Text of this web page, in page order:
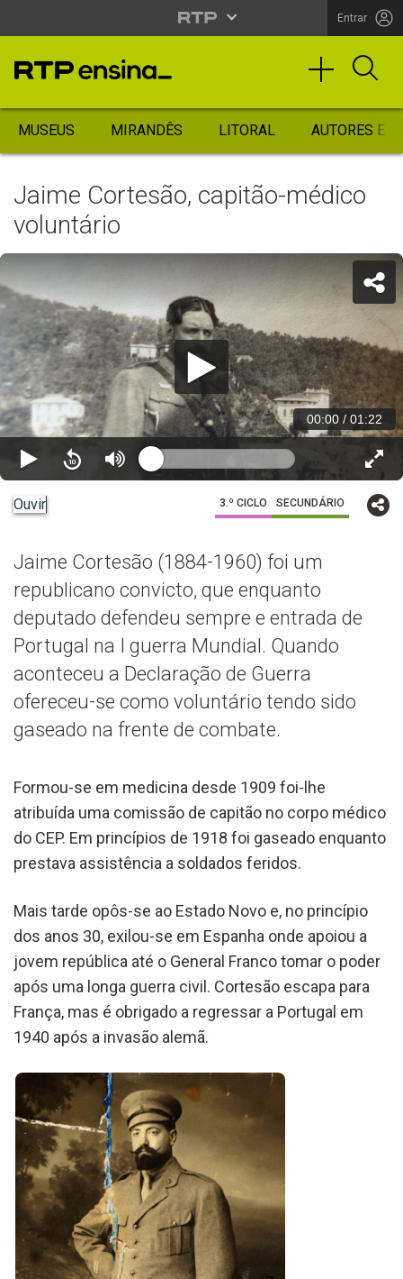
Entrar
MUSEUS MIRANDÊS LITORAL AUTORES
Jaime Cortesão, capitão-médico
voluntário
00:00 / 01:22
Ouvir 3.º CICLO SECUNDÁRIO
Jaime Cortesão (1884-1960) foi um
republicano convicto, que enquanto
deputado defendeu sempre e entrada de
Portugal na I guerra Mundial. Quando
aconteceu a Declaração de Guerra
ofereceu-se como voluntário tendo sido
gaseado na frente de combate.
Formou-se em medicina desde 1909 foi-lhe
atribuída uma comissão de capitão no corpo médico
do CEP. Em princípios de 1918 foi gaseado enquanto
prestava assistência a soldados feridos.
Mais tarde opôs-se ao Estado Novo e, no princípio
dos anos 30, exilou-se em Espanha onde apoiou a
jovem república até o General Franco tomar o poder
após uma longa guerra civil. Cortesão escapa para
França, mas é obrigado a regressar a Portugal em
1940 após a invasão alemã.